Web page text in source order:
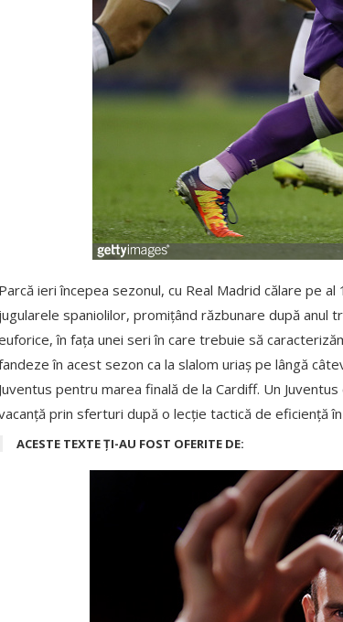
Parcă ieri începea sezonul, cu Real Madrid călare pe
jugularele spaniolilor, promițând răzbunare după anul
în fața unei seri în care trebuie să
în acest sezon ca la slalom uriaș pe lângă
Juventus pentru marea finală de la Cardiff. Un
prin sferturi după o lecție tactică de eficiență
ACESTE TEXTE ȚI-AU FOST OFERITE DE: